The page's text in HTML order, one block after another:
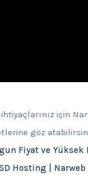
için
göz
Fiyat ve Yüksek
Hosting | Narweb